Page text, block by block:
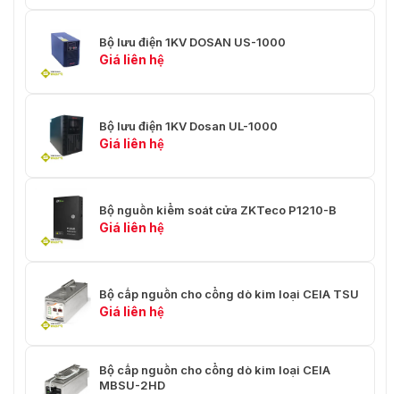
Bộ lưu điện 1KV DOSAN US-1000
Giá liên hệ
Bộ lưu điện 1KV Dosan UL-1000
Giá liên hệ
Bộ nguồn kiểm soát cửa ZKTeco P1210-B
Giá liên hệ
Bộ cấp nguồn cho cổng dò kim loại CEIA TSU
Giá liên hệ
Bộ cấp nguồn cho cổng dò kim loại CEIA
MBSU-2HD